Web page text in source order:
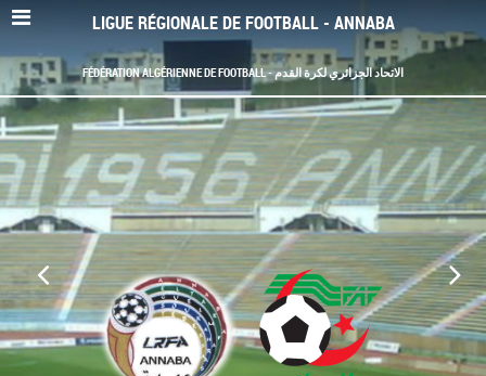
LIGUE RÉGIONALE DE FOOTBALL - ANNABA
FÉDÉRATION ALGÉRIENNE DE FOOTBALL - الاتحاد الجزائري لكرة القدم